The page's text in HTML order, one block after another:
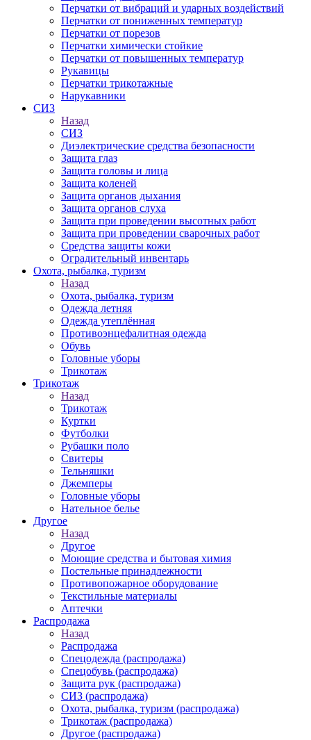
Перчатки от вибраций и ударных воздействий
Перчатки от пониженных температур
Перчатки от порезов
Перчатки химически стойкие
Перчатки от повышенных температур
Рукавицы
Перчатки трикотажные
Нарукавники
СИЗ
Назад
СИЗ
Диэлектрические средства безопасности
Защита глаз
Защита головы и лица
Защита коленей
Защита органов дыхания
Защита органов слуха
Защита при проведении высотных работ
Защита при проведении сварочных работ
Средства защиты кожи
Оградительный инвентарь
Охота, рыбалка, туризм
Назад
Охота, рыбалка, туризм
Одежда летняя
Одежда утеплённая
Противоэнцефалитная одежда
Обувь
Головные уборы
Трикотаж
Трикотаж
Назад
Трикотаж
Куртки
Футболки
Рубашки поло
Свитеры
Тельняшки
Джемперы
Головные уборы
Нательное белье
Другое
Назад
Другое
Моющие средства и бытовая химия
Постельные принадлежности
Противопожарное оборудование
Текстильные материалы
Аптечки
Распродажа
Назад
Распродажа
Спецодежда (распродажа)
Спецобувь (распродажа)
Защита рук (распродажа)
СИЗ (распродажа)
Охота, рыбалка, туризм (распродажа)
Трикотаж (распродажа)
Другое (распродажа)